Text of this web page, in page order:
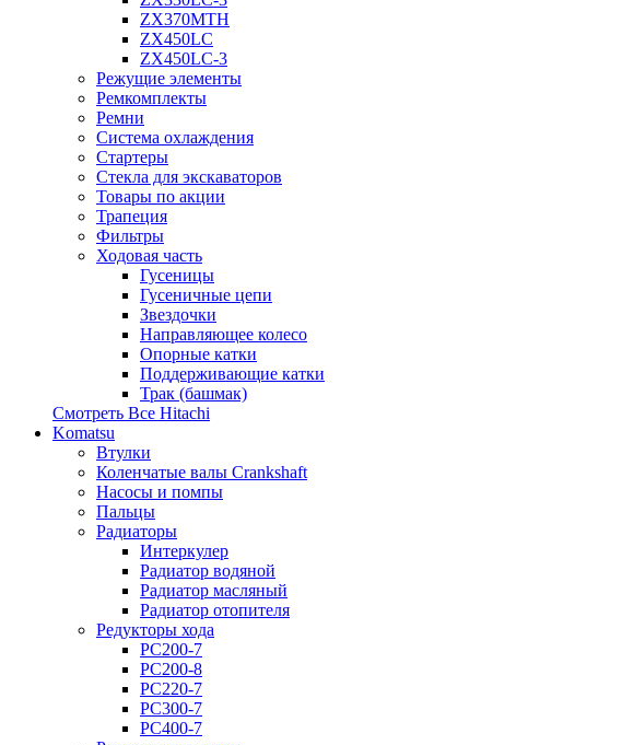
ZX370MTH
ZX450LC
ZX450LC-3
Режущие элементы
Ремкомплекты
Ремни
Система охлаждения
Стартеры
Стекла для экскаваторов
Товары по акции
Трапеция
Фильтры
Ходовая часть
Гусеницы
Гусеничные цепи
Звездочки
Направляющее колесо
Опорные катки
Поддерживающие катки
Трак (башмак)
Смотреть Все Hitachi
Komatsu
Втулки
Коленчатые валы Crankshaft
Насосы и помпы
Пальцы
Радиаторы
Интеркулер
Радиатор водяной
Радиатор масляный
Радиатор отопителя
Редукторы хода
PC200-7
PC200-8
PC220-7
PC300-7
PC400-7